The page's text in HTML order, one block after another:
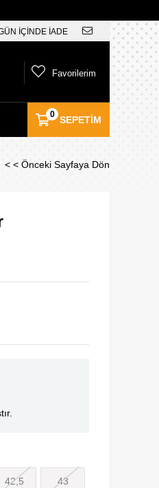
İÇİNDE İADE
SEPETIM
0
Favorilerim
< < Önceki Sayfaya Dön
42,5 43